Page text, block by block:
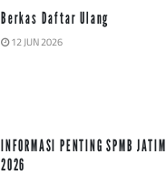
Berkas Daftar Ulang
12 JUN 2026
INFORMASI PENTING SPMB JATIM
2026